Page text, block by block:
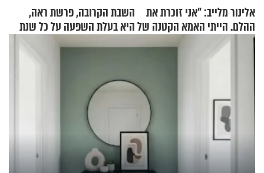
אלינור מלייב: "אני זוכרת את
ההלם. הייתי האמא הקטנה של
הבית"
השבת הקרובה, פרשת ראה,
היא בעלת השפעה על כל שנת